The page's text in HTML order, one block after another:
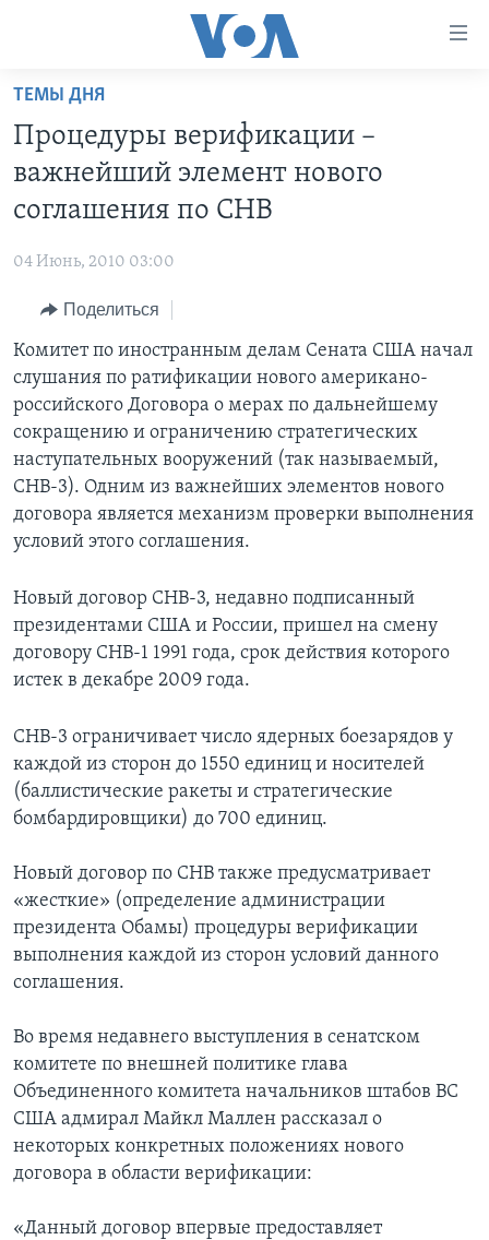
Перейти
основной
контент
основной
Перейти
поиск
ПРОГРАММЫ
ИТОГИ
ПОЧЕМУ ЭТО ВАЖНО?
ДИСКУССИЯ VOA
НЬЮ-ЙОРК NEW YORK
АМЕРИКА. БОЛЬШОЕ ПУТЕШЕСТВИЕ
НАША АМЕРИКАНСКАЯ ИСТОРИЯ
А КАК В АМЕРИКЕ?
АРТЕФАКТЫ
АМЕРИКАНСКИЕ ГОРОДКИ
ТЕСТЫ
ИНТЕРВЬЮ
ФАКТЫ ПРОТИВ ФЕЙКОВ
ЗА СВОБОДУ ПРЕССЫ
УЧИМ АНГЛИЙСКИЙ
ВИДЕО
ПОДПИСКА НА НОВОСТИ
Learning English
Языки
ТЕМЫ ДНЯ
Процедуры верификации –
важнейший элемент нового
соглашения по СНВ
04 Июнь, 2010 03:00
Поделиться
Комитет по иностранным делам Сената США начал
слушания по ратификации нового американо-
российского Договора о мерах по дальнейшему
сокращению и ограничению стратегических
наступательных вооружений (так называемый,
СНВ-3). Одним из важнейших элементов нового
договора является механизм проверки выполнения
условий этого соглашения.
Новый договор СНВ-3, недавно подписанный
президентами США и России, пришел на смену
договору СНВ-1 1991 года, срок действия которого
истек в декабре 2009 года.
СНВ-3 ограничивает число ядерных боезарядов у
каждой из сторон до 1550 единиц и носителей
(баллистические ракеты и стратегические
бомбардировщики) до 700 единиц.
Новый договор по СНВ также предусматривает
«жесткие» (определение администрации
президента Обамы) процедуры верификации
выполнения каждой из сторон условий данного
соглашения.
Во время недавнего выступления в сенатском
комитете по внешней политике глава
Объединенного комитета начальников штабов ВС
США адмирал Майкл Маллен рассказал о
некоторых конкретных положениях нового
договора в области верификации:
«Данный договор впервые предоставляет